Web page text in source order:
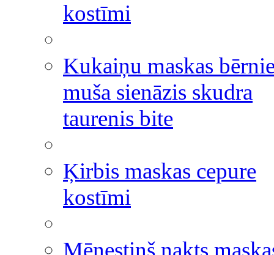
kostīmi
Kukaiņu maskas
muša sienāzis skudra
taurenis bite
Ķirbis maskas cepure
kostīmi
Mēnestiņš nakts